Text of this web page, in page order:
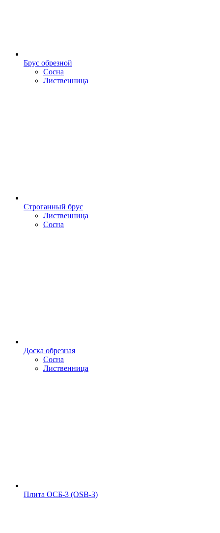
Брус обрезной
Сосна
Лиственница
Строганный брус
Лиственница
Сосна
Доска обрезная
Сосна
Лиственница
Плита ОСБ-3 (OSB-3)